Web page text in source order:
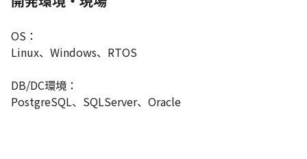
OS：
Linux、Windows、RTOS
DB/DC環境：
PostgreSQL、SQLServer、Oracle